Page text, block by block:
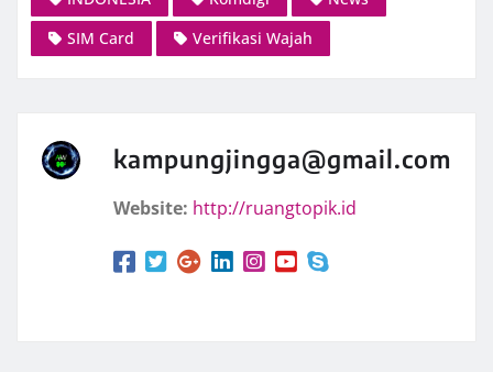
SIM Card
Verifikasi Wajah
kampungjingga@gmail.com
Website: http://ruangtopik.id